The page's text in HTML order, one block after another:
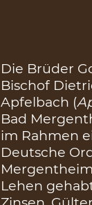
Die Brüder
Bischof
Apfelbach (
Bad
im Rahmen
Deutsche
Lehen